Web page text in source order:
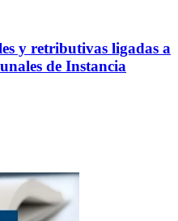
y retributivas ligadas a
de Instancia